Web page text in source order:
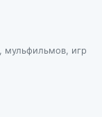
мульфильмов, игр